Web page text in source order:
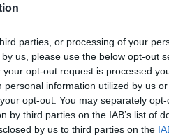
parties, or processing of your
us, please use the below opt-out
opt-out request is processed
information utilized by us
opt-out. You may separately
by third parties on the IAB’s list of
by us to third parties on the